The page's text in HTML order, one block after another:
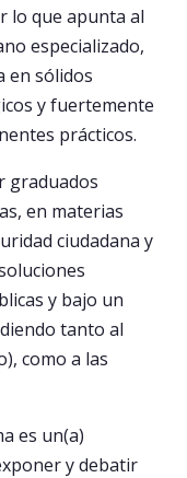
lo que apunta al
especializado,
en sólidos
y fuertemente
prácticos.
graduados
en materias
ciudadana y
y bajo un
tanto al
como a las
es un(a)
y debatir